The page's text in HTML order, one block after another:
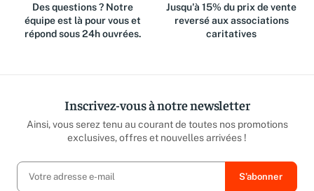
Des questions ? Notre
équipe est là pour vous et
répond sous 24h ouvrées.
Jusqu'à 15% du prix de vente
reversé aux associations
caritatives
Inscrivez-vous à notre newsletter
Ainsi, vous serez tenu au courant de toutes nos promotions
exclusives, offres et nouvelles arrivées !